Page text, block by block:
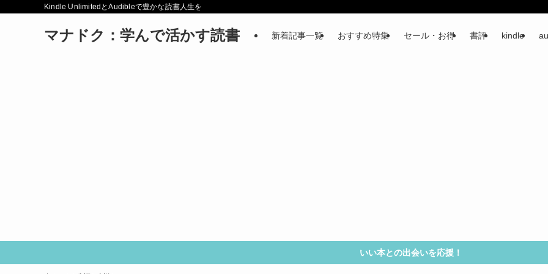
Kindle UnlimitedとAudibleで豊かな読書人生を
マナドク：学んで活かす読書 新着記事一覧 おすすめ特集 セール・お得 書評 kindle
いい本との出会いを応援！